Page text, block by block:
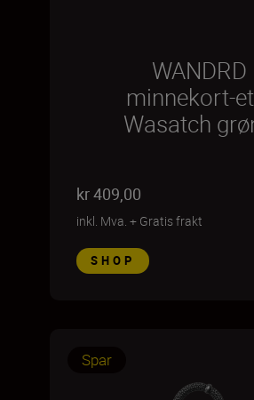
WANDRD
minnekort-
Wasatch
kr 409,00
inkl. Mva. + Gratis frakt
SHOP
Spar